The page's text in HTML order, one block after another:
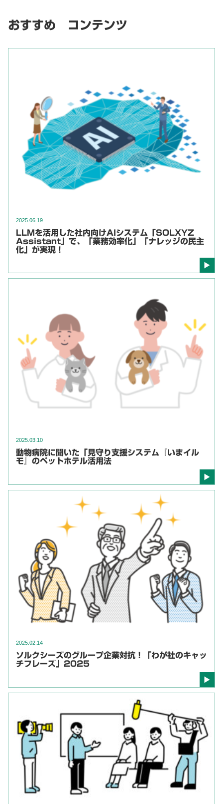
おすすめ コンテンツ
2025.06.19
LLMを活用した社内向けAIシステム「SOLXYZ
Assistant」で、「業務効率化」「ナレッジの民主
化」が実現！
2025.03.10
動物病院に聞いた「見守り支援システム『いまイル
モ』のペットホテル活用法
2025.02.14
ソルクシーズのグループ企業対抗！「わが社のキャッ
チフレーズ」2025